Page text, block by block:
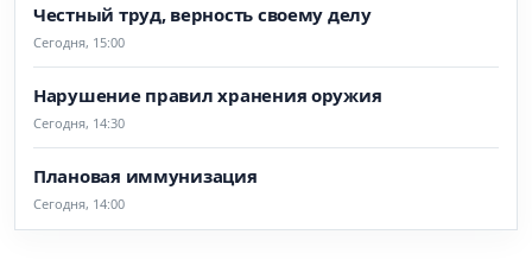
Честный труд, верность своему делу
Сегодня, 15:00
Нарушение правил хранения оружия
Сегодня, 14:30
Плановая иммунизация
Сегодня, 14:00